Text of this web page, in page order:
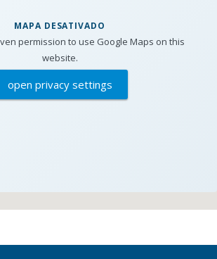
MAPA DESATIVADO
permission to use Google Maps on this
website.
open privacy settings